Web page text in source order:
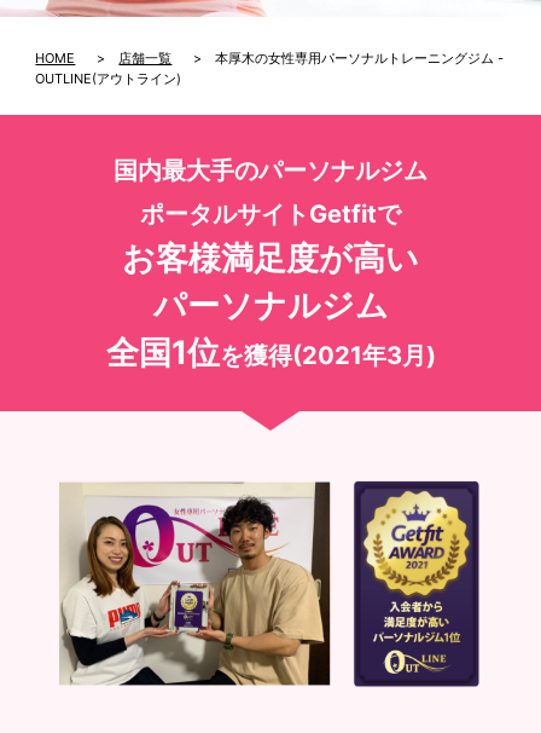
HOME > 店舗一覧
> 本厚木の女性専用パーソナルトレーニングジム -
OUTLINE(アウトライン)
国内最大手のパーソナルジム
ポータルサイトGetfitで
お客様満足度が高い
パーソナルジム
全国1位を獲得(2021年3月)